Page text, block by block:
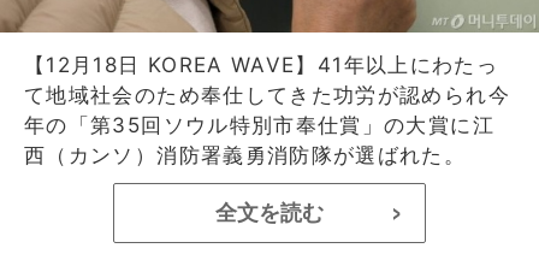
【12月18日 KOREA WAVE】41年以上にわたっ
て地域社会のため奉仕してきた功労が認められ今
年の「第35回ソウル特別市奉仕賞」の大賞に江
西（カンソ）消防署義勇消防隊が選ばれた。
全文を読む >